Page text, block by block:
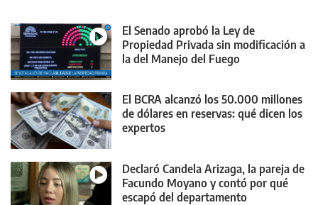
El Senado aprobó la Ley de
Propiedad Privada sin modificación a
la del Manejo del Fuego
El BCRA alcanzó los 50.000 millones
de dólares en reservas: qué dicen los
expertos
Declaró Candela Arizaga, la pareja de
Facundo Moyano y contó por qué
escapó del departamento